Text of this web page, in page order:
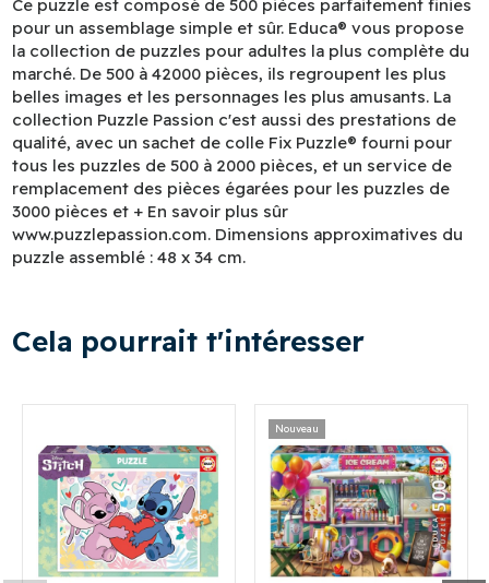
Ce puzzle est composé de 500 pièces parfaitement finies
pour un assemblage simple et sûr. Educa® vous propose
la collection de puzzles pour adultes la plus complète du
marché. De 500 à 42000 pièces, ils regroupent les plus
belles images et les personnages les plus amusants. La
collection Puzzle Passion c'est aussi des prestations de
qualité, avec un sachet de colle Fix Puzzle® fourni pour
tous les puzzles de 500 à 2000 pièces, et un service de
remplacement des pièces égarées pour les puzzles de
3000 pièces et + En savoir plus sûr
www.puzzlepassion.com. Dimensions approximatives du
puzzle assemblé : 48 x 34 cm.
Cela pourrait t'intéresser
Nouveau